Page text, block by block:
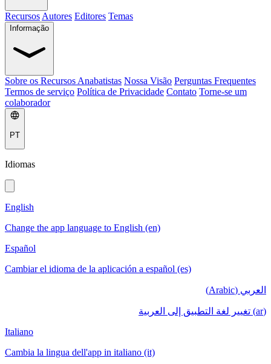
Recursos Autores Editores Temas
Informação
Sobre os Recursos Anabatistas Nossa Visão Perguntas Frequentes
Termos de serviço Política de Privacidade Contato Torne-se um
colaborador
PT
Idiomas
English
Change the app language to English (en)
Español
Cambiar el idioma de la aplicación a español (es)
العربي (Arabic)
(ar) تغيير لغة التطبيق إلى العربية
Italiano
Cambia la lingua dell'app in italiano (it)